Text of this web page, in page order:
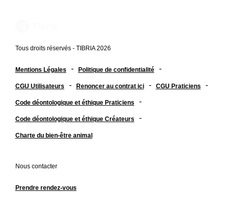
Tous droits réservés - TIBRIA 2026
Mentions Légales - Politique de confidentialité -
CGU Utilisateurs - Renoncer au contrat ici - CGU Praticiens -
Code déontologique et éthique Praticiens -
Code déontologique et éthique Créateurs -
Charte du bien-être animal
Nous contacter
Prendre rendez-vous